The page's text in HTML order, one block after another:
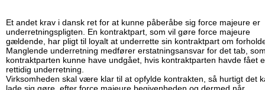
Et andet krav i dansk ret for at kunne påberåbe sig force majeure er
underretningspligten. En kontraktpart, som vil gøre force majeure
gældende, har pligt til loyalt at underrette sin kontraktpart om
Manglende underretning medfører erstatningsansvar for det tab,
kontraktparten kunne have undgået, hvis kontraktparten havde fået
rettidig underretning.
Virksomheden skal være klar til at opfylde kontrakten, så hurtigt det